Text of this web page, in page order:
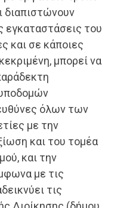
διαπιστώνουν
εγκαταστάσεις του
και σε κάποιες
μπορεί να
όλων των
με την
και του τομέα
και την
με τις
τις